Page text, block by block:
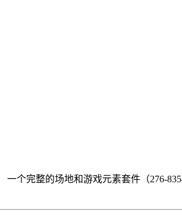
个完整的场地和游戏元素套件（276-